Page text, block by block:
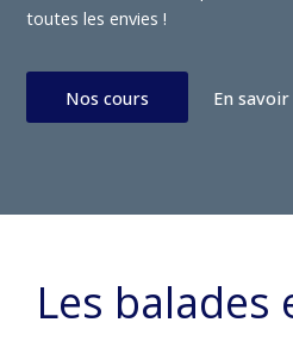
toutes les envies !
Nos cours En
Les balades